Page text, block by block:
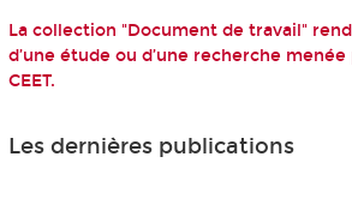
La collection "Document de travail"
d’une étude ou d’une recherche
CEET.
Les dernières publications